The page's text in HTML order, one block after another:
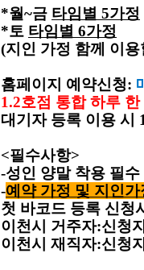
*월~금 타임별 5가정
*토 타임별 6가정
(지인 가정 함께 이
홈페이지 예약신청:
1.2호점 통합 하루 한
대기자 등록 이용 시
<필수사항>
-성인 양말 착용 필수
-예약 가정 및 지인
첫 바코드 등록 신청
이천시 거주자:신청
이천시 재직자:신청